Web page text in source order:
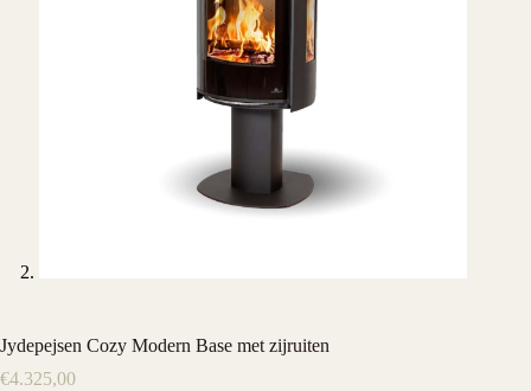
Jydepejsen Cozy Modern Base met zijruiten
€4.325,00